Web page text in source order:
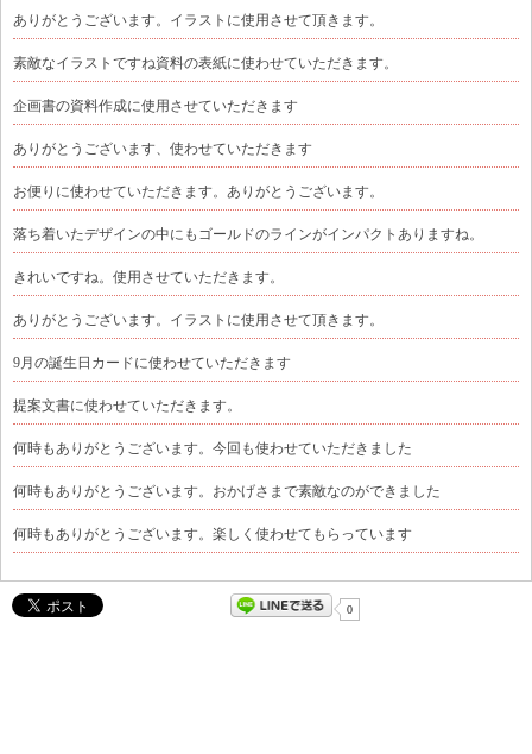
ありがとうございます。イラストに使用させて頂きます。
素敵なイラストですね資料の表紙に使わせていただきます。
企画書の資料作成に使用させていただきます
ありがとうございます、使わせていただきます
お便りに使わせていただきます。ありがとうございます。
落ち着いたデザインの中にもゴールドのラインがインパクトありますね。
きれいですね。使用させていただきます。
ありがとうございます。イラストに使用させて頂きます。
9月の誕生日カードに使わせていただきます
提案文書に使わせていただきます。
何時もありがとうございます。今回も使わせていただきました
何時もありがとうございます。おかげさまで素敵なのができました
何時もありがとうございます。楽しく使わせてもらっています
0